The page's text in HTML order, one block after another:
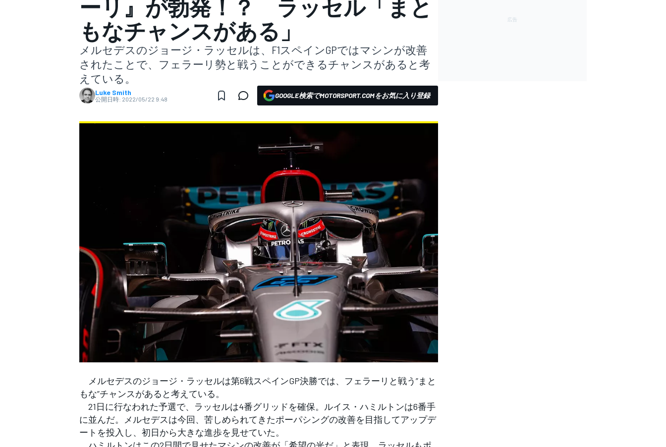
スーパーフォーミュラ
ーリ』が勃発！？ ラッセル「まと
もなチャンスがある」
メルセデスのジョージ・ラッセルは、F1スペインGPではマシンが改善
されたことで、フェラーリ勢と戦うことができるチャンスがあると考
えている。
Luke Smith
公開日時: 2022/05/22 9:48 GOOGLE検索でMOTORSPORT.COMをお気に入り登録
メルセデスのジョージ・ラッセルは第6戦スペインGP決勝では、フェラーリと戦う”まと
もな”チャンスがあると考えている。
21日に行なわれた予選で、ラッセルは4番グリッドを確保。ルイス・ハミルトンは6番手
に並んだ。メルセデスは今回、苦しめられてきたポーパシングの改善を目指してアップデ
ートを投入し、初日から大きな進歩を見せていた。